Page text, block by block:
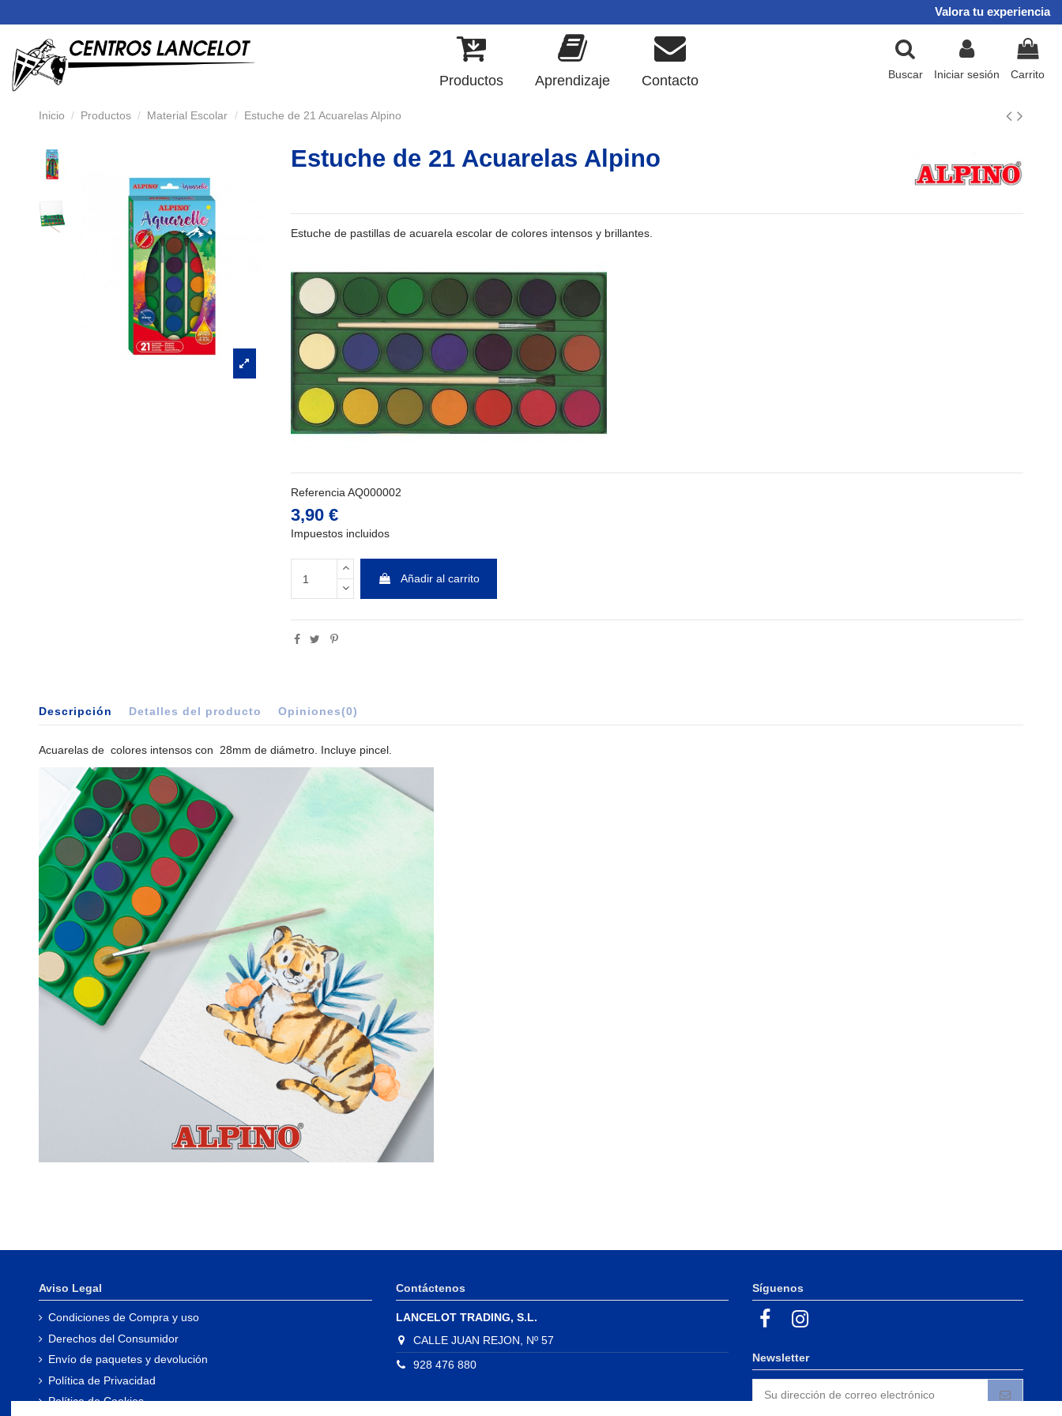
Valora tu experiencia
Productos Aprendizaje Contacto Buscar Iniciar sesión Carrito
Inicio Productos Material Escolar Estuche de 21 Acuarelas Alpino
Estuche de 21 Acuarelas Alpino
Estuche de pastillas de acuarela escolar de colores intensos y brillantes.
Referencia AQ000002
3,90 €
Impuestos incluidos
Añadir al carrito
Descripción Detalles del producto Opiniones(0)
Acuarelas de colores intensos con 28mm de diámetro. Incluye pincel.
Aviso Legal
Condiciones de Compra y uso
Derechos del Consumidor
Envío de paquetes y devolución
Política de Privacidad
Política de Cookies
Contáctenos
LANCELOT TRADING, S.L.
CALLE JUAN REJON, Nº 57
928 476 880
Síguenos
Newsletter